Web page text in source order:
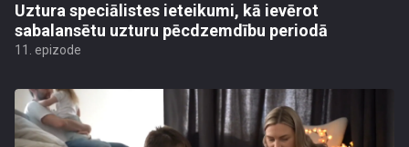
Uztura speciālistes ieteikumi, kā ievērot
sabalansētu uzturu pēcdzemdību periodā
11. epizode